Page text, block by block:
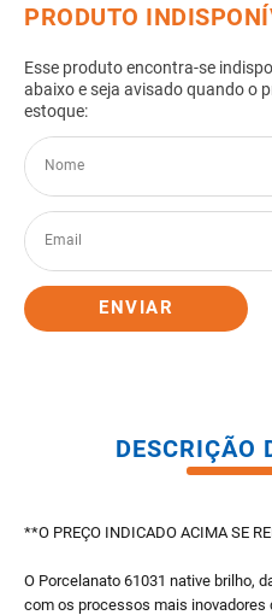
ENVIAR
DESCRIÇÃO
**O PREÇO INDICADO ACIMA SE
O Porcelanato 61031 native brilho,
com os processos mais inovadores
10º vaso sanitario caixa